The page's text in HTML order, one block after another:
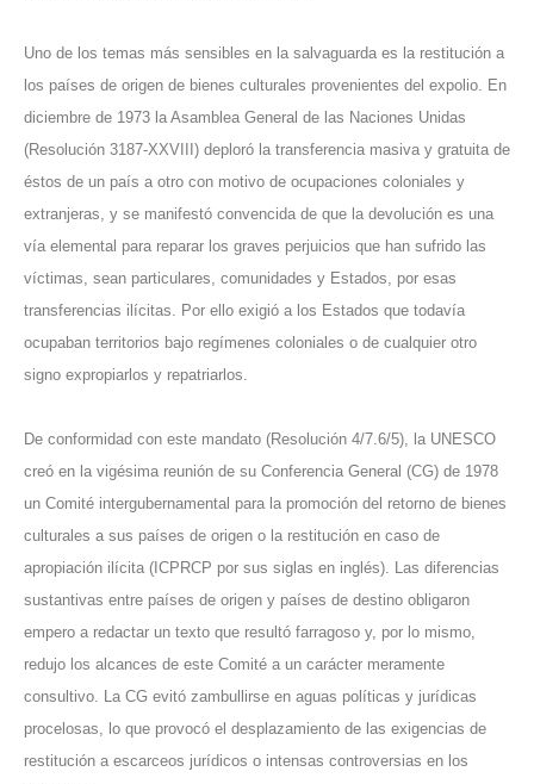
Uno de los temas más sensibles en la salvaguarda es la restitución a
los países de origen de bienes culturales provenientes del expolio. En
diciembre de 1973 la Asamblea General de las Naciones Unidas
(Resolución 3187-XXVIII) deploró la transferencia masiva y gratuita de
éstos de un país a otro con motivo de ocupaciones coloniales y
extranjeras, y se manifestó convencida de que la devolución es una
vía elemental para reparar los graves perjuicios que han sufrido las
víctimas, sean particulares, comunidades y Estados, por esas
transferencias ilícitas. Por ello exigió a los Estados que todavía
ocupaban territorios bajo regímenes coloniales o de cualquier otro
signo expropiarlos y repatriarlos.
De conformidad con este mandato (Resolución 4/7.6/5), la UNESCO
creó en la vigésima reunión de su Conferencia General (CG) de 1978
un Comité intergubernamental para la promoción del retorno de bienes
culturales a sus países de origen o la restitución en caso de
apropiación ilícita (ICPRCP por sus siglas en inglés). Las diferencias
sustantivas entre países de origen y países de destino obligaron
empero a redactar un texto que resultó farragoso y, por lo mismo,
redujo los alcances de este Comité a un carácter meramente
consultivo. La CG evitó zambullirse en aguas políticas y jurídicas
procelosas, lo que provocó el desplazamiento de las exigencias de
restitución a escarceos jurídicos o intensas controversias en los